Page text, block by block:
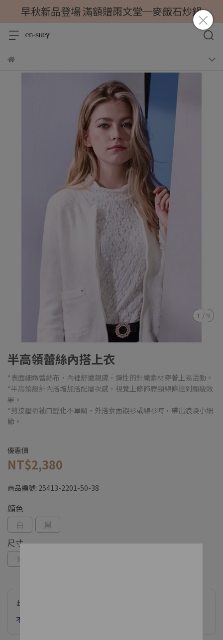
早秋新品登場 滿額贈雨文堂─麥飯石炒鍋
1 / 9
半高領蕾絲內搭上衣
*表面細緻蕾絲布，內裡舒適親膚，彈性的針織素材穿著上易活動。
*半高領設計內搭增加搭配層次感，視覺上修飾脖頸線條達到顯瘦效
果。
*剪接壓褶袖口變化不單調，外搭素面襯衫或線衫時，帶出浪漫小細
節。
優惠價
NT$2,380
商品編號: 25413-2201-50-38
顏色
白
黑
尺寸
M
此商品參與的優惠活動
不限金額下單 享網路獨家款加購價